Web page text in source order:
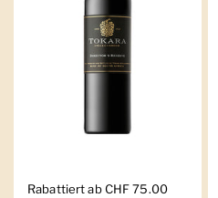
Regulärer Preis
Rabattiert ab CHF 75.00